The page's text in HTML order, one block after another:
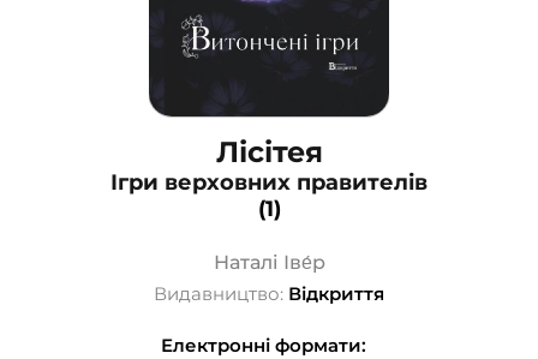
Лісітея
Ігри верховних правителів
(1)
Наталі Іве́р
Видавництво: Відкриття
Електронні формати: